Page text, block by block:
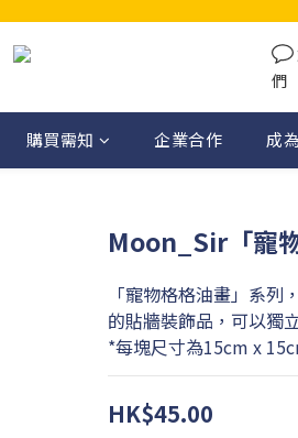
們
購買需知 企業合作 成
Moon_Sir「寵
「寵物格格油畫」系
的貼牆裝飾品，可以獨
*每塊尺寸為15cm x
HK$45.00